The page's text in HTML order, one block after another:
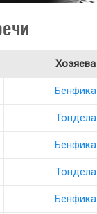
Хозяева
Бенфика
Тондела
Бенфика
Тондела
Бенфика